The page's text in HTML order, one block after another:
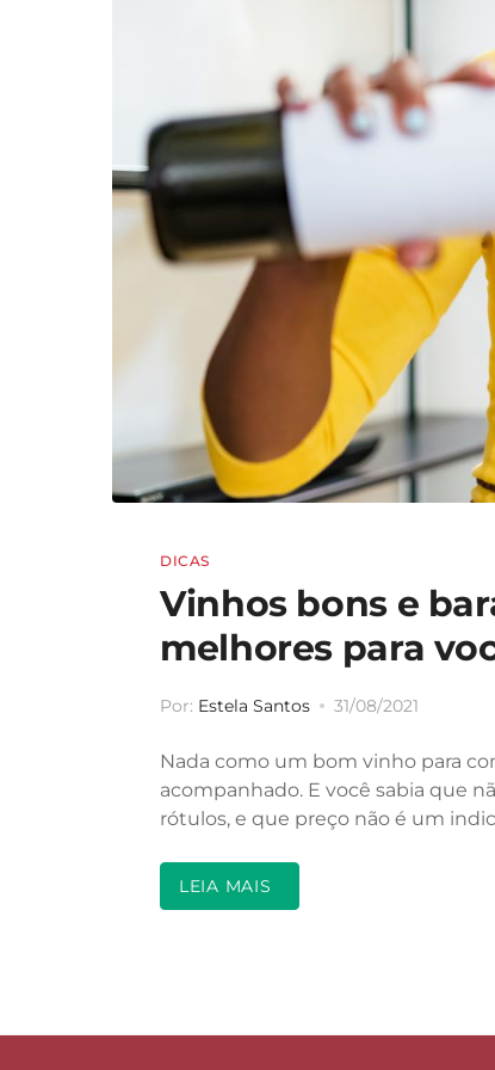
DICAS
Vinhos bons e
melhores para
Por: Estela Santos 31/08/2021
Nada como um bom vinho para
acompanhado. E você sabia que
rótulos, e que preço não é um
LEIA MAIS